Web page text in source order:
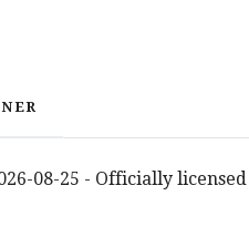
08-25 - Officially